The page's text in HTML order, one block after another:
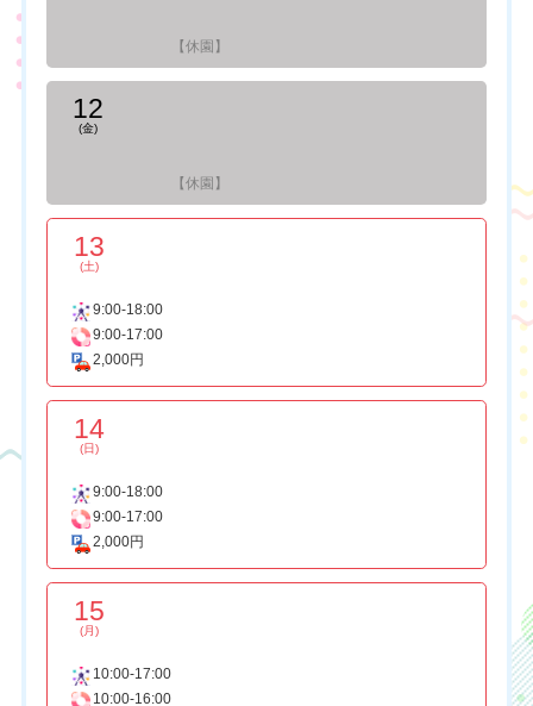
【休園】
12
(金)
【休園】
13
(土)
9:00-18:00
9:00-17:00
2,000円
14
(日)
9:00-18:00
9:00-17:00
2,000円
15
(月)
10:00-17:00
10:00-16:00